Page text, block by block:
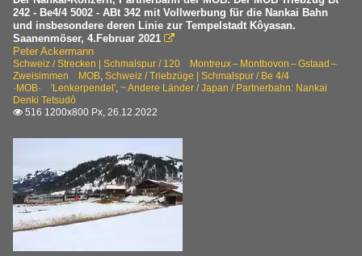
242 - Be4/4 5002 - ABt 342 mit Vollwerbung für die Nankai Bahn
und insbesondere deren Linie zur Tempelstadt Kôyasan.
Saanenmöser, 4.Februar 2021 
Peter Ackermann
Schweiz / Strecken | Schmalspur / 120 Montreux – Montbovon – Gstaad –
Zweisimmen MOB, Schweiz / Triebzüge | Schmalspur / Be 4/4
·MOB· 'Lenkerpendel', ~ Andere Länder / Japan / Partnerbahn: Nankai
Denki Tetsudô
 516 1200x800 Px, 26.12.2022